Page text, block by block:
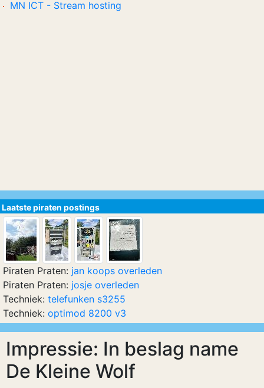
Impressie: In beslag name
De Kleine Wolf
MN ICT - Stream hosting
Laatste piraten postings
Piraten Praten: jan koops overleden
Piraten Praten: josje overleden
Techniek: telefunken s3255
Techniek: optimod 8200 v3